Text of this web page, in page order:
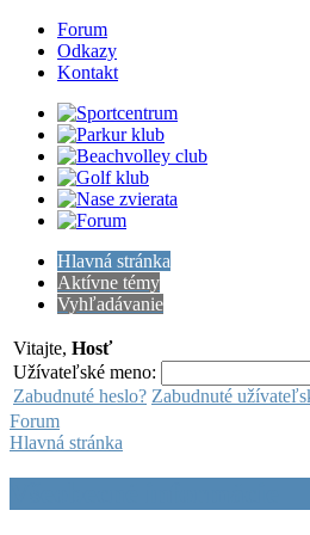
Forum
Odkazy
Kontakt
Hlavná stránka
Aktívne témy
Vyhľadávanie
Vitajte, Hosť
Užívateľské meno:
Zabudnuté heslo? Zabudnuté
Forum
Hlavná stránka